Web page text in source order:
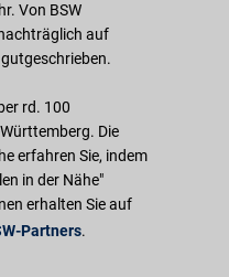
Von BSW
auf
rd. 100
Die
erfahren Sie, indem
in der Nähe"
erhalten Sie auf
Partners.